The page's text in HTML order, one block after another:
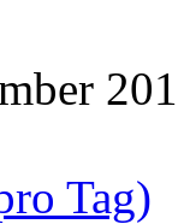
Tag)